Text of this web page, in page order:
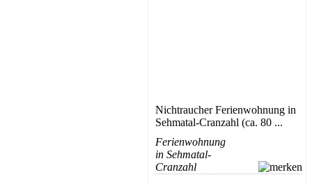
Nichtraucher Ferienwohnung in
Sehmatal-Cranzahl (ca. 80 ...
Ferienwohnung
in Sehmatal-
Cranzahl